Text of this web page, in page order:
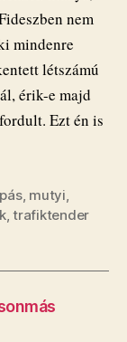
nem
mindenre
létszámú
érik-e majd
Ezt én is
, mutyi,
,trafiktender